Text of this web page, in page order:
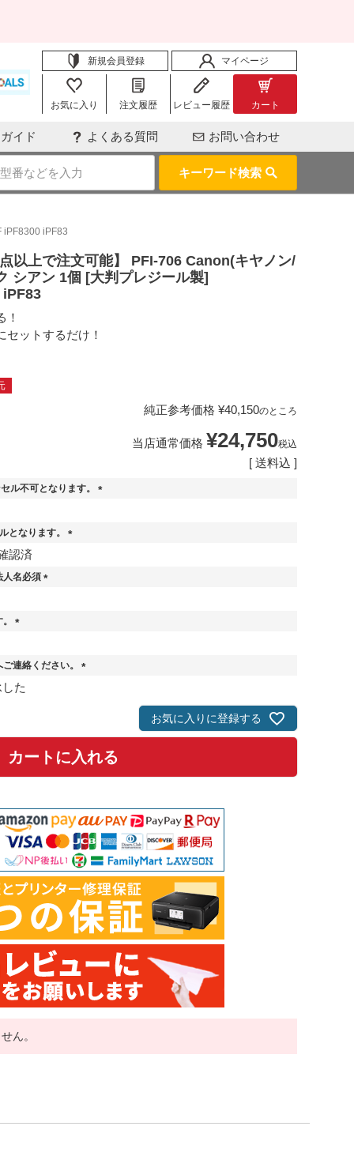
新規会員登録 マイページ
お気に入り 注文履歴 レビュー履歴 カート
イド よくある質問 お問い合わせ
キーワード検索
iPF8300 iPF83
以上で注文可能】 PFI-706 Canon(キヤノン/
シアン 1個 [大判プレジール製]
！
ットするだけ！
純正参考価格 ¥40,150のところ
当店通常価格 ¥24,750税込
送料込
ル不可となります。
となります。
認済
人名必須
須
)
連絡ください。
た
お気に入りに登録する
カートに入れる
ん。